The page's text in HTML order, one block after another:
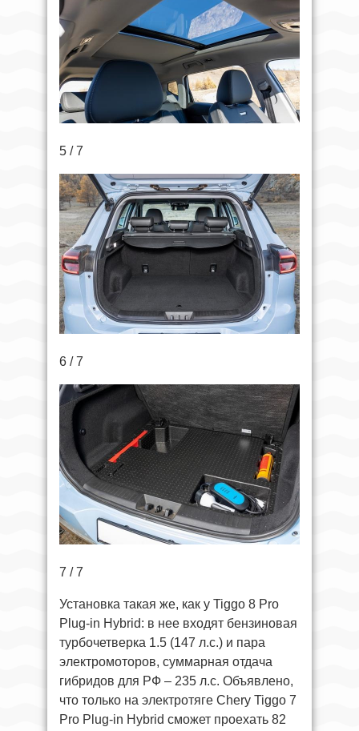
5 / 7
6 / 7
7 / 7
Установка такая же, как у Tiggo 8 Pro
Plug-in Hybrid: в нее входят бензиновая
турбочетверка 1.5 (147 л.с.) и пара
электромоторов, суммарная отдача
гибридов для РФ – 235 л.с. Объявлено,
что только на электротяге Chery Tiggo 7
Pro Plug-in Hybrid сможет проехать 82